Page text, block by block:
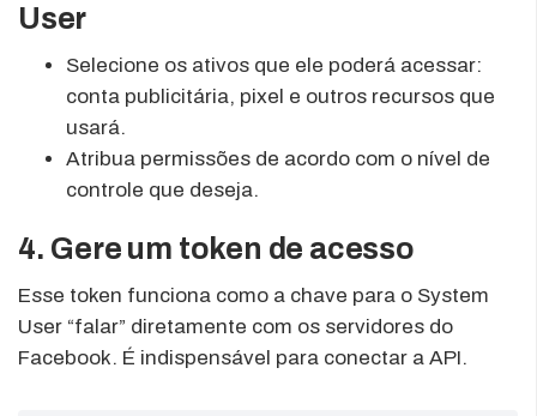
User
Selecione os ativos que ele poderá acessar:
conta publicitária, pixel e outros recursos que
usará.
Atribua permissões de acordo com o nível de
controle que deseja.
4. Gere um token de acesso
Esse token funciona como a chave para o System
User “falar” diretamente com os servidores do
Facebook. É indispensável para conectar a API.